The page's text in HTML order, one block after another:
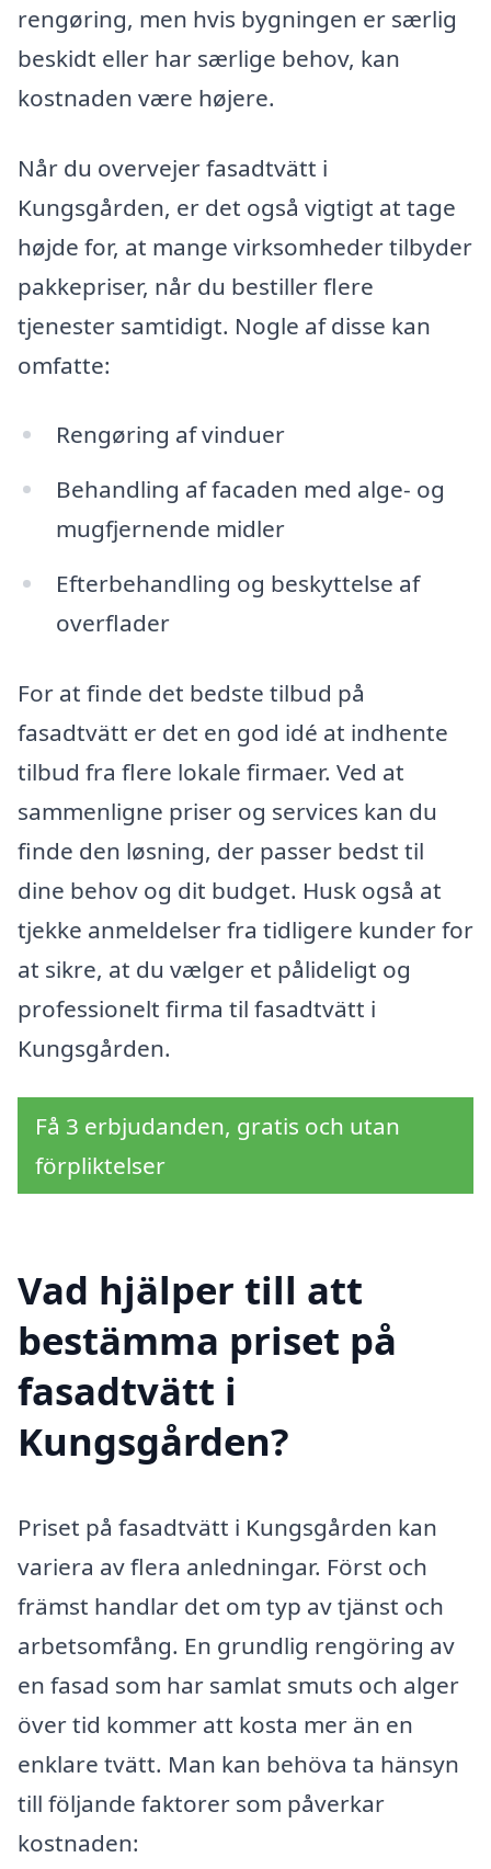
rengøring, men hvis bygningen er særlig
beskidt eller har særlige behov, kan
kostnaden være højere.
Når du overvejer fasadtvätt i
Kungsgården, er det også vigtigt at tage
højde for, at mange virksomheder tilbyder
pakkepriser, når du bestiller flere
tjenester samtidigt. Nogle af disse kan
omfatte:
Rengøring af vinduer
Behandling af facaden med alge- og
mugfjernende midler
Efterbehandling og beskyttelse af
overflader
For at finde det bedste tilbud på
fasadtvätt er det en god idé at indhente
tilbud fra flere lokale firmaer. Ved at
sammenligne priser og services kan du
finde den løsning, der passer bedst til
dine behov og dit budget. Husk også at
tjekke anmeldelser fra tidligere kunder for
at sikre, at du vælger et pålideligt og
professionelt firma til fasadtvätt i
Kungsgården.
Få 3 erbjudanden, gratis och utan
förpliktelser
Vad hjälper till att
bestämma priset på
fasadtvätt i
Kungsgården?
Priset på fasadtvätt i Kungsgården kan
variera av flera anledningar. Först och
främst handlar det om typ av tjänst och
arbetsomfång. En grundlig rengöring av
en fasad som har samlat smuts och alger
över tid kommer att kosta mer än en
enklare tvätt. Man kan behöva ta hänsyn
till följande faktorer som påverkar
kostnaden: